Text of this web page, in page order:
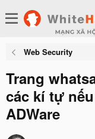
Web Security
Trang
các kí tự
ADWare